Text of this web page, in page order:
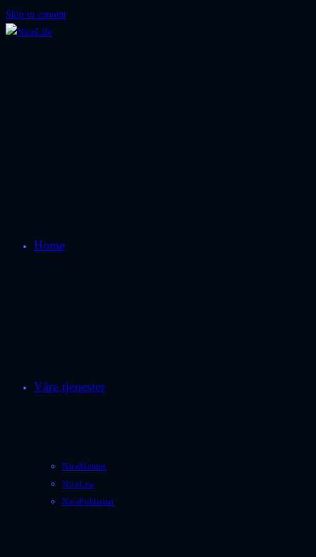
Skip to content
Home
Våre tjenester
NiceMentor
NiceLaw
NicePublisher